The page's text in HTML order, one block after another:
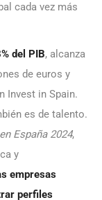
cada vez más
del PIB, alcanza
de euros y
Invest in Spain.
es de talento.
España 2024,
y
empresas
perfiles